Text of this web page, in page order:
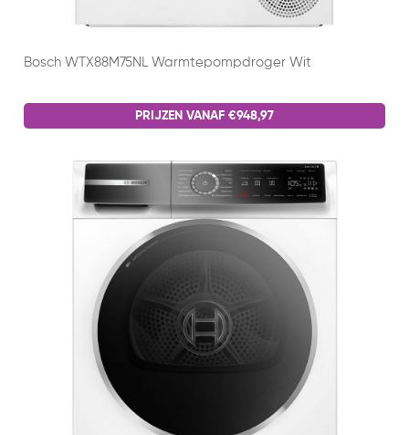
Bosch WTX88M75NL Warmtepompdroger Wit
PRIJZEN VANAF €948,97